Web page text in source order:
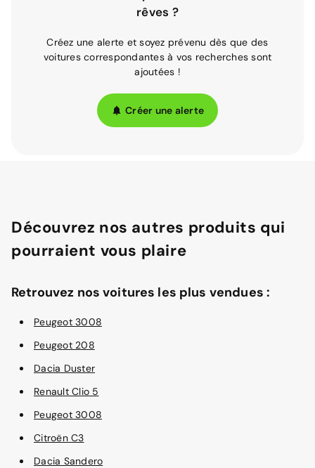
rêves ?
Créez une alerte et soyez prévenu dès que des
voitures correspondantes à vos recherches sont
ajoutées !
Créer une alerte
Découvrez nos autres produits qui
pourraient vous plaire
Retrouvez nos voitures les plus vendues :
Peugeot 3008
Peugeot 208
Dacia Duster
Renault Clio 5
Peugeot 3008
Citroën C3
Dacia Sandero